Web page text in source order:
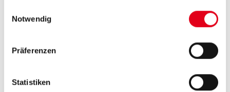
Notwendig
Präferenzen
Statistiken